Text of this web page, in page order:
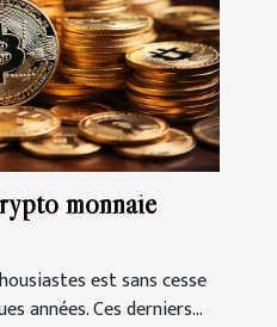
monnaie
est sans cesse
années. Ces derniers...